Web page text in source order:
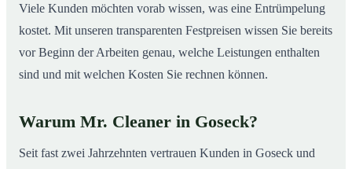
Viele Kunden möchten vorab wissen, was eine Entrümpelung
kostet. Mit unseren transparenten Festpreisen wissen Sie bereits
vor Beginn der Arbeiten genau, welche Leistungen enthalten
sind und mit welchen Kosten Sie rechnen können.
Warum Mr. Cleaner in Goseck?
Seit fast zwei Jahrzehnten vertrauen Kunden in Goseck und